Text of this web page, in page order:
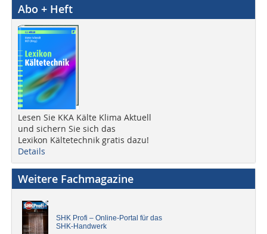
Abo + Heft
Lesen Sie KKA Kälte Klima Aktuell
und sichern Sie sich das
Lexikon Kältetechnik gratis dazu!
Details
Weitere Fachmagazine
SHK Profi – Online-Portal für das
SHK-Handwerk